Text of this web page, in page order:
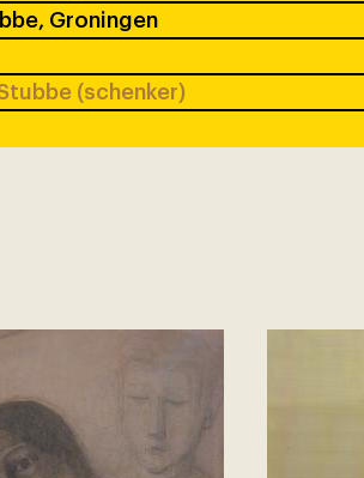
Groningen
(schenker)